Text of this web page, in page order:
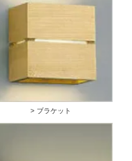
> ブラケット